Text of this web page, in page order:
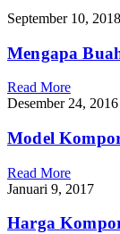
September 10, 2018
Mengapa
Read More
Desember 24, 2016
Model
Read More
Januari 9, 2017
Harga